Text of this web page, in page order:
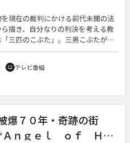
現在の裁判にかける前代未聞の法
描き、自分なりの判決を考える教
三匹のこぶた」。三男こぶたが、
、お湯が煮えたぎる大鍋に閉じ込
身を守るための正当防衛で無罪な
備をした上の計画的犯行で有罪な
親や長男こぶたの証言、弁護側、
tv テレビ番組
７０年・奇跡の街
ｎｇｅｌ ｏｆ Ｈｉ